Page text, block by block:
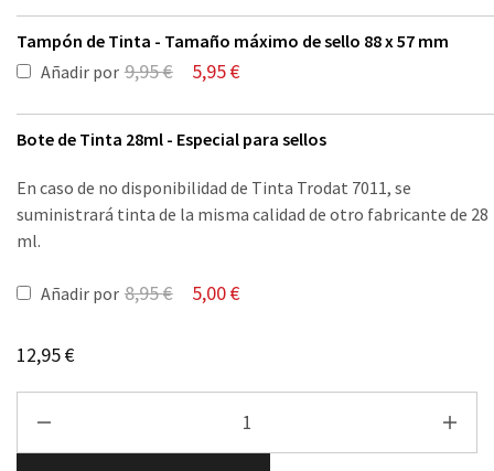
Tampón de Tinta - Tamaño máximo de sello 88 x 57 mm
Añadir por 9,95€ 5,95€
Bote de Tinta 28ml - Especial para sellos
En caso de no disponibilidad de Tinta Trodat 7011, se
suministrará tinta de la misma calidad de otro fabricante de 28
ml.
Añadir por 8,95€ 5,00€
12,95€